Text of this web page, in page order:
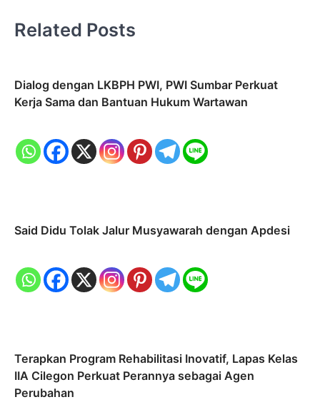
Related Posts
Dialog dengan LKBPH PWI, PWI Sumbar Perkuat
Kerja Sama dan Bantuan Hukum Wartawan
Said Didu Tolak Jalur Musyawarah dengan Apdesi
Terapkan Program Rehabilitasi Inovatif, Lapas Kelas
IIA Cilegon Perkuat Perannya sebagai Agen
Perubahan